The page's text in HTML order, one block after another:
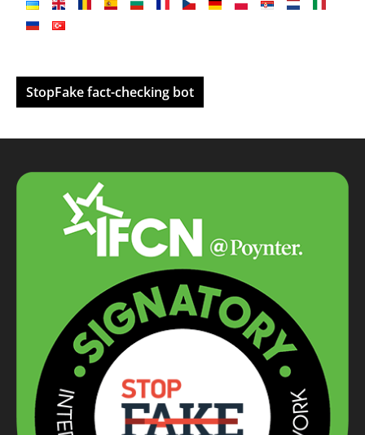
StopFake fact-checking bot